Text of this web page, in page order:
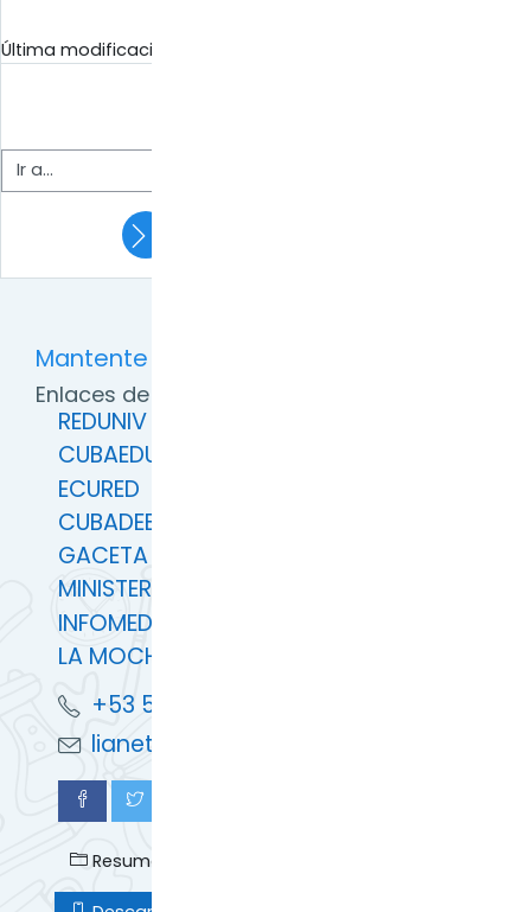
Última modificación: miércoles, 3 de mayo de 2023, 16:05
Ir a...
Mantente en contacto
Enlaces de Interés
REDUNIV
CUBAEDUCA
ECURED
CUBADEBATE
GACETA OFICIAL
MINISTERIO EDUCACIÓN SUPERIOR
INFOMED
LA MOCHILA
+53 59932432 +53 72601188
lianetgh@ucpejv.edu.cu
Resumen de retención de datos